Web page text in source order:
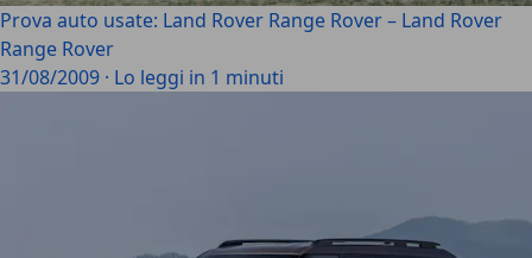
Prova auto usate: Land Rover Range Rover – Land Rover
Range Rover
31/08/2009 · Lo leggi in 1 minuti